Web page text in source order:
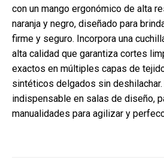
con un mango ergonómico de alta
naranja y negro, diseñado para
firme y seguro. Incorpora una
alta calidad que garantiza cortes
exactos en múltiples capas de
sintéticos delgados sin deshilachar.
indispensable en salas de diseño,
manualidades para agilizar y